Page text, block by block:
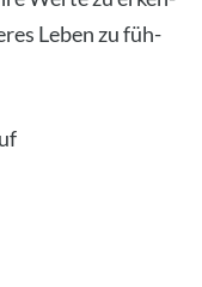
Leben zu füh­